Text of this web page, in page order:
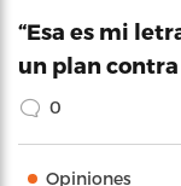
“Esa es mi
un plan contra
0
Opiniones